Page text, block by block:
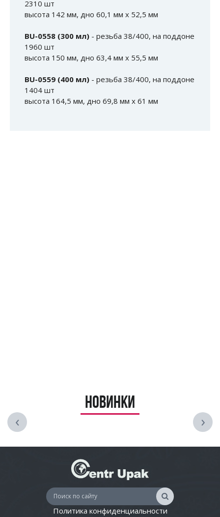
2310 шт
высота 142 мм, дно 60,1 мм х 52,5 мм
BU-0558 (300 мл) - резьба 38/400, на поддоне
1960 шт
высота 150 мм, дно 63,4 мм х 55,5 мм
BU-0559 (400 мл) - резьба 38/400, на поддоне
1404 шт
высота 164,5 мм, дно 69,8 мм х 61 мм
Новинки
‹ ›
Политика конфиденциальности